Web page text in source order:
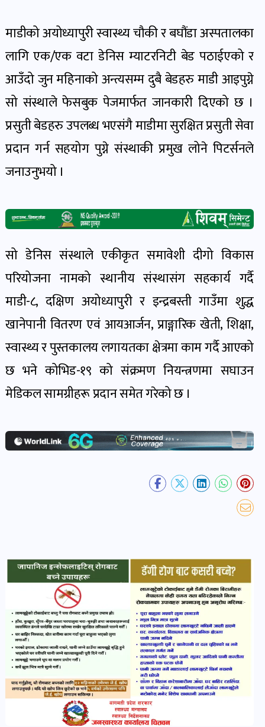
शिक्षा
खबर
पोष्ट
बिपद-
जोखिम
र
पोष्ट
अपराध
खबर
पोष्ट
स्वास्थ्य
खबर
प्रवास
पोष्ट
वातावरण
पोष्ट
कला-
साहित्य
माडीको अयोध्यापुरी स्वास्थ्य चौकी र बघौंडा अस्पतालका
लागि एक/एक वटा डेनिस म्याटरनिटी बेड पठाईएको र
आउँदो जुन महिनाको अन्त्यसम्म दुबै बेडहरु माडी आइपुग्ने
सो संस्थाले फेसबुक पेजमार्फत जानकारी दिएको छ ।
प्रसुती बेडहरु उपलब्ध भएसंगै माडीमा सुरक्षित प्रसुती सेवा
प्रदान गर्न सहयोग पुग्ने संस्थाकी प्रमुख लोने पिटर्सनले
जनाउनुभयो ।
सो डेनिस संस्थाले एकीकृत समावेशी दीगो विकास
परियोजना नामको स्थानीय संस्थासंग सहकार्य गर्दै
माडी-८, दक्षिण अयोध्यापुरी र इन्द्रबस्ती गाउँमा शुद्ध
खानेपानी वितरण एवं आयआर्जन, प्राङ्गारिक खेती, शिक्षा,
स्वास्थ्य र पुस्तकालय लगायतका क्षेत्रमा काम गर्दै आएको
छ भने कोभिड-१९ को संक्रमण नियन्त्रणमा सघाउन
मेडिकल सामग्रीहरू प्रदान समेत गरेको छ ।